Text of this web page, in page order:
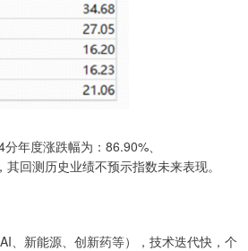
年度涨跌幅为：86.90%、
回测历史业绩不预示指数未来表现。
新能源、创新药等），技术迭代快，个